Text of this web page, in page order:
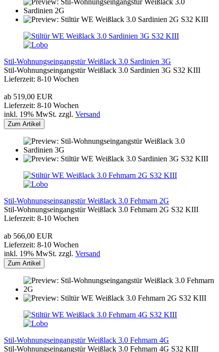
Stil-Wohnungseingangstür Weißlack 3.0 Sardinien 3G
Stil-Wohnungseingangstür Weißlack 3.0 Sardinien 3G S32 KIII
Lieferzeit: 8-10 Wochen
ab 519,00 EUR
Lieferzeit: 8-10 Wochen
inkl. 19% MwSt. zzgl. Versand
Zum Artikel
Stil-Wohnungseingangstür Weißlack 3.0 Fehmarn 2G
Stil-Wohnungseingangstür Weißlack 3.0 Fehmarn 2G S32 KIII
Lieferzeit: 8-10 Wochen
ab 566,00 EUR
Lieferzeit: 8-10 Wochen
inkl. 19% MwSt. zzgl. Versand
Zum Artikel
Stil-Wohnungseingangstür Weißlack 3.0 Fehmarn 4G
Stil-Wohnungseingangstür Weißlack 3.0 Fehmarn 4G S32 KIII